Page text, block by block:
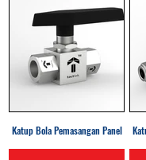
Katup Bola Pemasangan Panel